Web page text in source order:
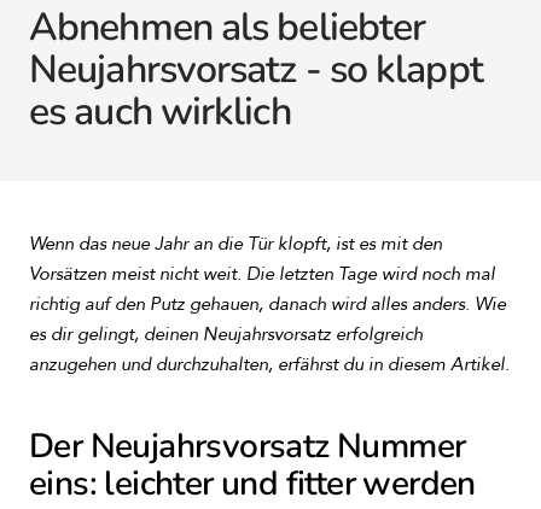
Abnehmen als beliebter
Neujahrsvorsatz - so klappt
es auch wirklich
Wenn das neue Jahr an die Tür klopft, ist es mit den
Vorsätzen meist nicht weit. Die letzten Tage wird noch mal
richtig auf den Putz gehauen, danach wird alles anders. Wie
es dir gelingt, deinen Neujahrsvorsatz erfolgreich
anzugehen und durchzuhalten, erfährst du in diesem Artikel.
Der Neujahrsvorsatz Nummer
eins: leichter und fitter werden